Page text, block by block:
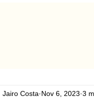
Jairo Costa Nov 6, 2023 3